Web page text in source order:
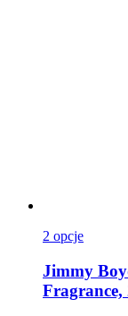
2 opcje
Jimmy
Fragrance,